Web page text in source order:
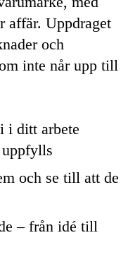
affär. Uppdraget
och
inte når upp till
i ditt arbete
och se till att de
– från idé till